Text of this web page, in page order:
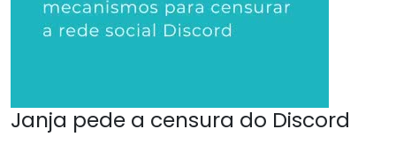
Janja pede a censura do Discord